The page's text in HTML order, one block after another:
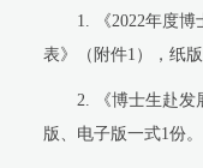
1. 《2022年度博
表》（附件1 ），纸
2. 《博士生赴
版、电子版一式1 份。